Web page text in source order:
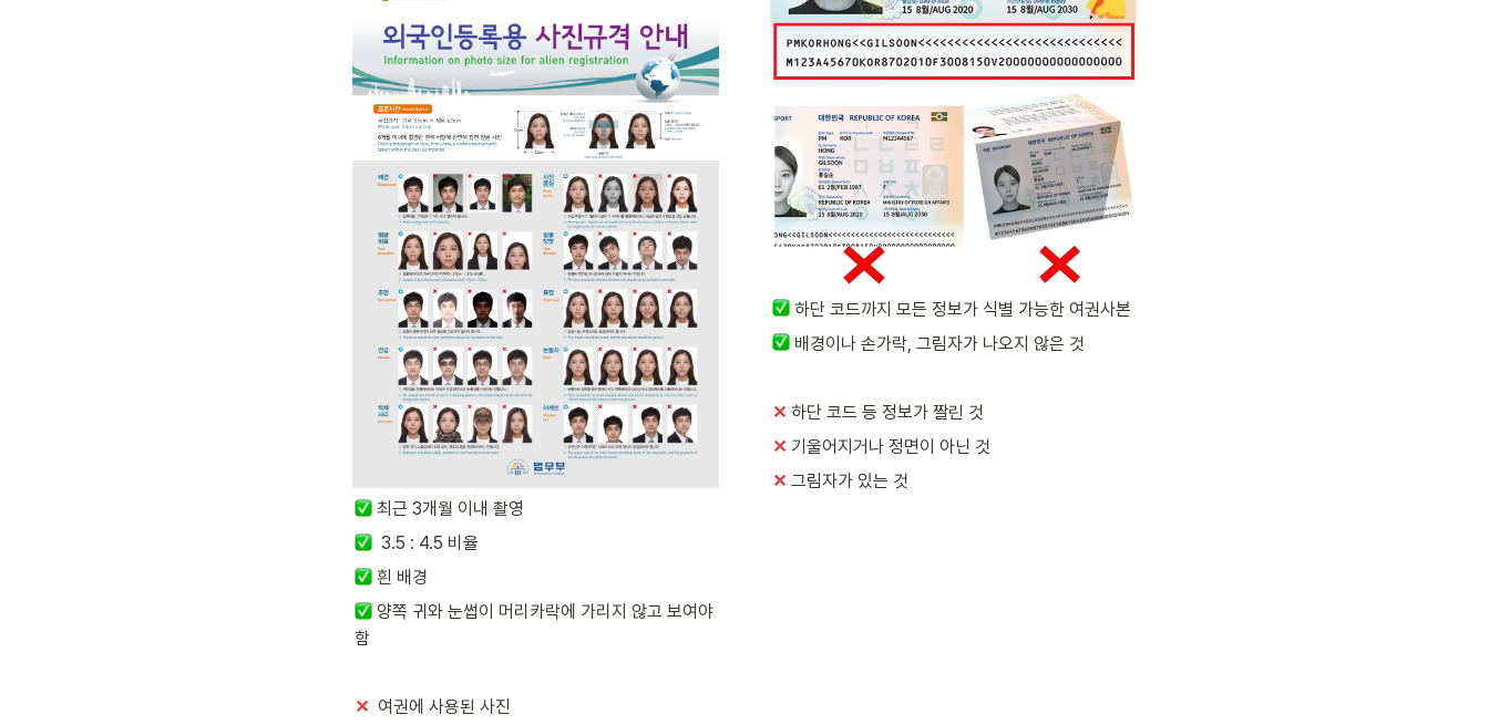
최근 3개월 이내 촬영
  3.5 : 4.5 비율
흰 배경
양쪽 귀와 눈썹이 머리카락에 가리지 않고 보여야
함
✕ 여권에 사용된 사진
하단 코드까지 모든 정보가 식별 가능한 여권사본
배경이나 손가락, 그림자가 나오지 않은 것
✕ 하단 코드 등 정보가 짤린 것
✕ 기울어지거나 정면이 아닌 것
✕ 그림자가 있는 것